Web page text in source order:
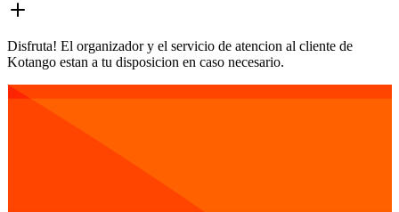
Disfruta! El organizador y el servicio de atencion al cliente de
Kotango estan a tu disposicion en caso necesario.